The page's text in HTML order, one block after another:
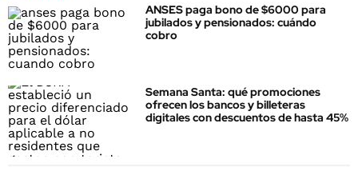
ANSES paga bono de $6000 para
jubilados y pensionados: cuándo
cobro
Semana Santa: qué promociones
ofrecen los bancos y billeteras
digitales con descuentos de hasta 45%